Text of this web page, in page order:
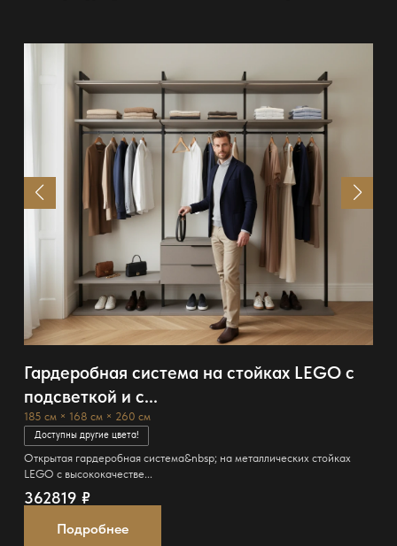
Гардеробная система на стойках LEGO с
подсветкой и с...
185 см × 168 см × 260 см
Доступны другие цвета!
Открытая гардеробная система&nbsp; на металлических стойках
LEGO с высококачестве...
362819 ₽
Подробнее